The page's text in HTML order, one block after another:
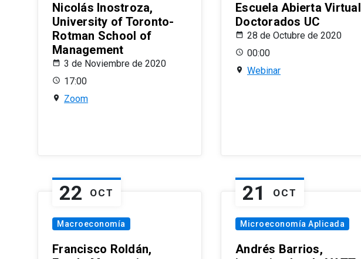
Nicolás Inostroza,
University of Toronto-
Rotman School of
Management
3 de Noviembre de 2020
17:00
Zoom
Escuela Abierta Virtual
Doctorados UC
28 de Octubre de 2020
00:00
Webinar
22 OCT
Macroeconomía
Francisco Roldán,
21 OCT
Microeconomía Aplicada
Andrés Barrios,